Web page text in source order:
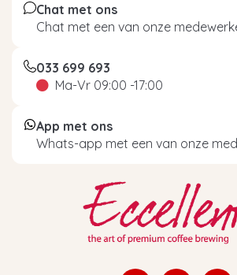
Chat met ons
Chat met een van onze
033 699 693
Ma-Vr 09:00 -17:00
App met ons
Whats-app met een van onze